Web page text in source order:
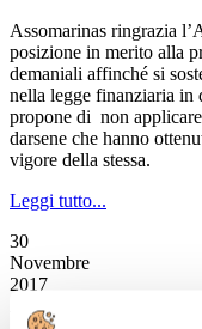
Assomarinas ringrazia
posizione in merito alla
demaniali affinché si
nella legge finanziaria in
propone di non
darsene che hanno
vigore della stessa.
Leggi tutto...
30
Novembre
2017
Astoi